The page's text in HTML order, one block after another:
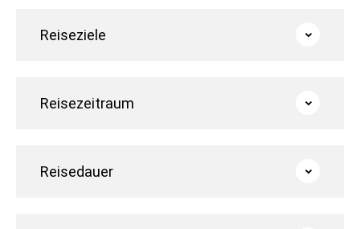
Reiseziele
Reisezeitraum
Reisedauer